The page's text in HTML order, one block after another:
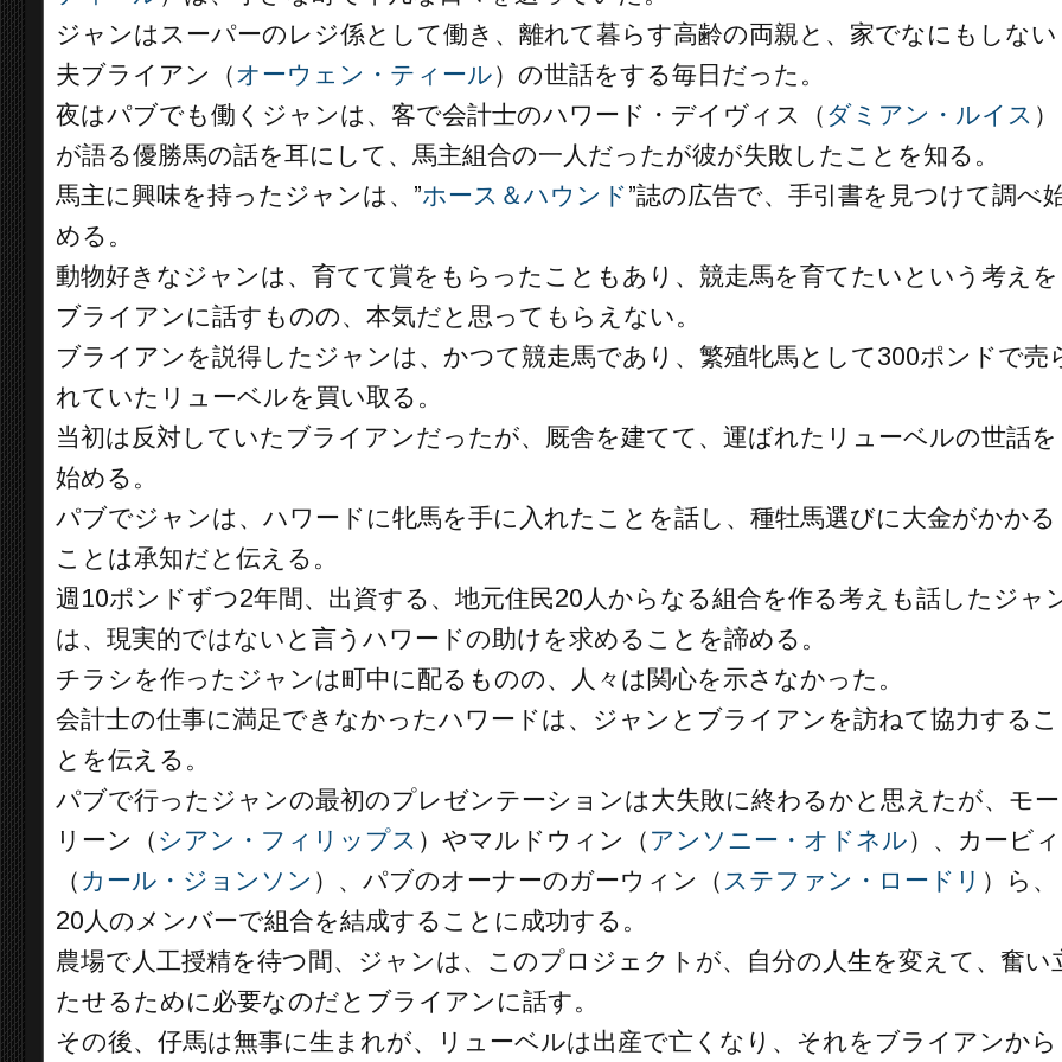
ジャンはスーパーのレジ係として働き、離れて暮らす高齢の両親と、家でなにもしない
夫ブライアン（オーウェン・ティール）の世話をする毎日だった。
夜はパブでも働くジャンは、客で会計士のハワード・デイヴィス（ ダミアン・ルイス ）
が語る優勝馬の話を耳にして、馬主組合の一人だったが彼が失敗したことを知る。
馬主に興味を持ったジャンは、”ホース＆ハウンド”誌の広告で、手引書を見つけて調べ
める。
動物好きなジャンは、育てて賞をもらったこともあり、競走馬を育てたいという考えを
ブライアンに話すものの、本気だと思ってもらえない。
ブライアンを説得したジャンは、かつて競走馬であり、繁殖牝馬として300ポンドで売
れていたリューベルを買い取る。
当初は反対していたブライアンだったが、厩舎を建てて、運ばれたリューベルの世話を
始める。
パブでジャンは、ハワードに牝馬を手に入れたことを話し、種牡馬選びに大金がかかる
ことは承知だと伝える。
週10ポンドずつ2年間、出資する、地元住民20人からなる組合を作る考えも話したジャ
は、現実的ではないと言うハワードの助けを求めることを諦める。
チラシを作ったジャンは町中に配るものの、人々は関心を示さなかった。
会計士の仕事に満足できなかったハワードは、ジャンとブライアンを訪ねて協力するこ
とを伝える。
パブで行ったジャンの最初のプレゼンテーションは大失敗に終わるかと思えたが、モー
リーン（ シアン・フィリップス ）やマルドウィン（ アンソニー・オドネル）、カービィ
（ カール・ジョンソン ）、パブのオーナーのガーウィン（ ステファン・ロードリ ）ら、
20人のメンバーで組合を結成することに成功する。
農場で人工授精を待つ間、ジャンは、このプロジェクトが、自分の人生を変えて、奮い
たせるために必要なのだとブライアンに話す。
その後、仔馬は無事に生まれが、リューベルは出産で亡くなり、それをブライアンから